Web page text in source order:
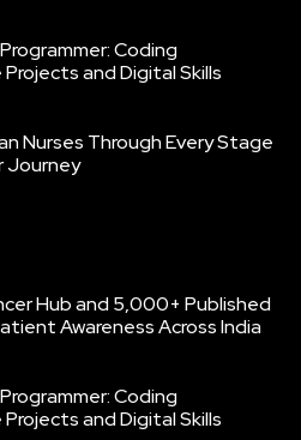
Coding
and Digital Skills
Nurses Through Every Stage
Journey
Hub and 5,000+ Published
Awareness Across India
Coding
and Digital Skills